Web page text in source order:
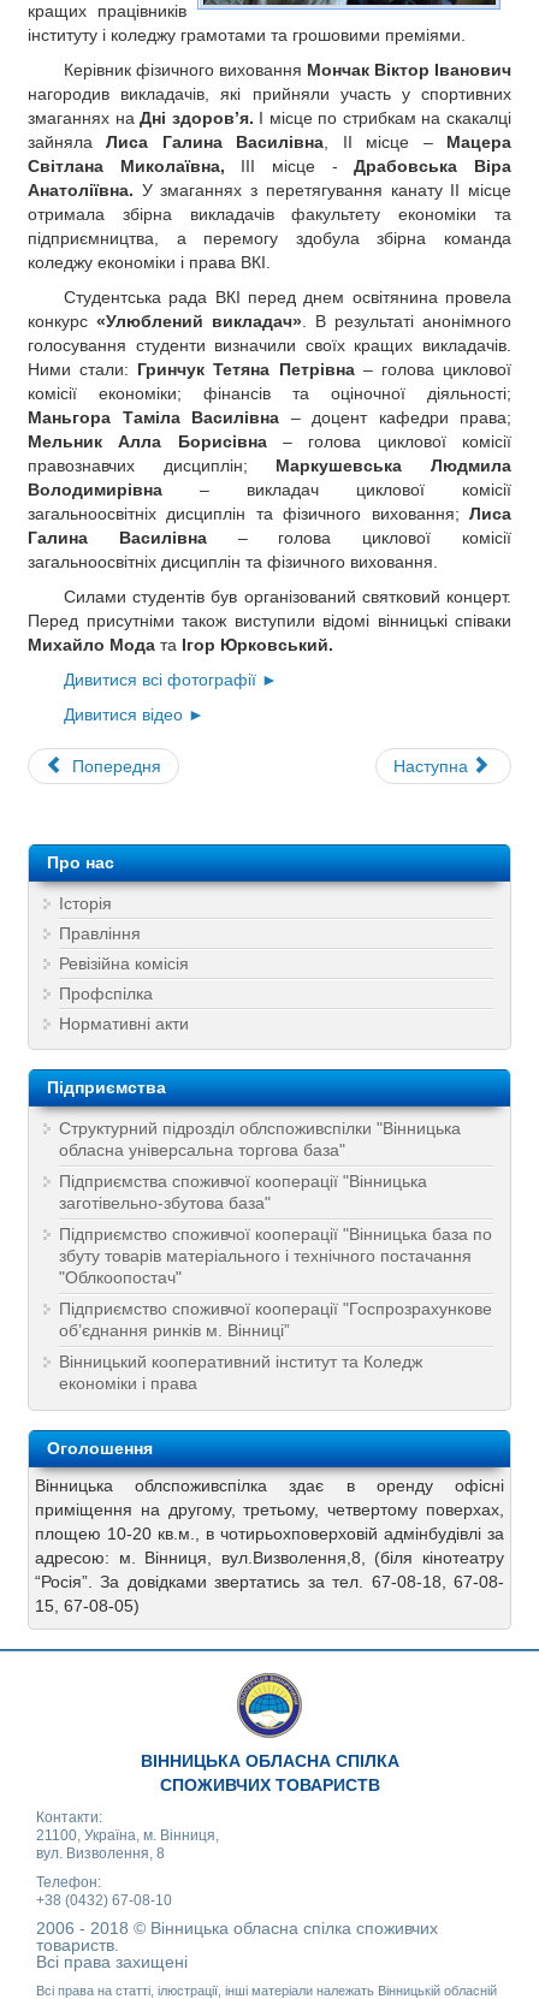
кращих працівників
інституту і коледжу грамотами та грошовими преміями.
Керівник фізичного виховання Мончак Віктор Іванович
нагородив викладачів, які прийняли участь у спортивних
змаганнях наДні здоров’я. І місце по стрибкам на скакалці
зайнялаЛиса Галина Василівна , ІІ місце – Мацера
Світлана Миколаївна, ІІІ місце -Драбовська Віра
Анатоліївна. У змаганнях з перетягування канату ІІ місце
отримала збірна викладачів факультету економіки та
підприємництва, а перемогу здобула збірна команда
коледжу економіки і права ВКІ.
Студентська рада ВКІ перед днем освітянина провела
конкурс «Улюблений викладач» . В результаті анонімного
голосування студенти визначили своїх кращих викладачів.
Ними стали: Гринчук Тетяна Петрівна– голова циклової
комісії економіки; фінансів та оціночної діяльності;
Маньгора Таміла Василівна – доцент кафедри права;
Мельник Алла Борисівна – голова циклової комісії
правознавчих дисциплін; Маркушевська Людмила
Володимирівна – викладач циклової комісії
загальноосвітніх дисциплін та фізичного виховання; Лиса
Галина Василівна– голова циклової комісії
загальноосвітніх дисциплін та фізичного виховання.
Силами студентів був організований святковий концерт.
Перед присутніми також виступили відомі вінницькі співаки
Михайло Мода та Ігор Юрковський.
Дивитися всі фотографії ►
Дивитися відео ►
Попередня Наступна
Про нас
Історія
Правління
Ревізійна комісія
Профспілка
Нормативні акти
Підприємства
Структурний підрозділ облспоживспілки "Вінницька
обласна універсальна торгова база"
Підприємства споживчої кооперації "Вінницька
заготівельно-збутова база"
Підприємство споживчої кооперації "Вінницька база по
збуту товарів матеріального і технічного постачання
"Облкоопостач"
Підприємство споживчої кооперації "Госпрозрахункове
об’єднання ринків м. Вінниці”
Вінницький кооперативний інститут та Коледж
економіки і права
Оголошення
Вінницька облспоживспілка здає в оренду офісні
приміщення на другому, третьому, четвертому поверхах,
площею 10-20 кв.м., в чотирьохповерховій адмінбудівлі за
адресою: м. Вінниця, вул.Визволення,8, (біля кінотеатру
“Росія”. За довідками звертатись за тел. 67-08-18, 67-08-
15, 67-08-05)
ВІННИЦЬКА ОБЛАСНА СПІЛКА
СПОЖИВЧИХ ТОВАРИСТВ
Контакти:
21100, Україна, м. Вінниця,
вул. Визволення, 8
Телефон:
+38 (0432) 67-08-10
2006 - 2018 © Вінницька обласна спілка споживчих
товариств.
Всі права захищені
Всі права на статті, ілюстрації, інші матеріали належать Вінницькій обласній